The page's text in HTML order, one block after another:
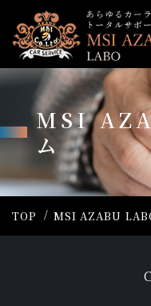
MSI
ム
TOP MSI AZABU